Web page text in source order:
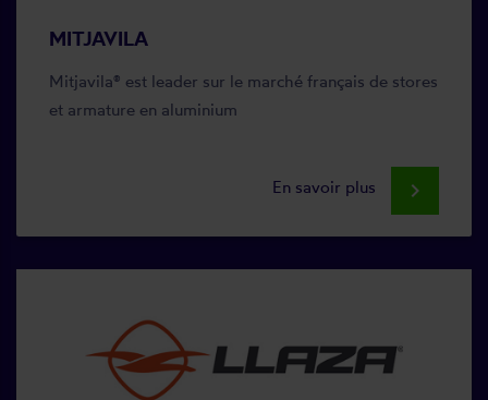
MITJAVILA
Mitjavila® est leader sur le marché français de stores
et armature en aluminium
En savoir plus keyboard_arrow_right